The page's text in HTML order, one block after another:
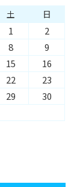
土 日
1
2
8
9
15
16
22
23
29
30